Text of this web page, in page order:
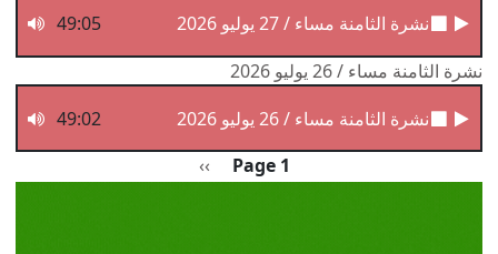
نشرة الثامنة مساء / 27 يوليو 2026
49:05
نشرة الثامنة مساء / 26 يوليو 2026
نشرة الثامنة مساء / 26 يوليو 2026
49:02
Page 1 الصفحة التالية
››